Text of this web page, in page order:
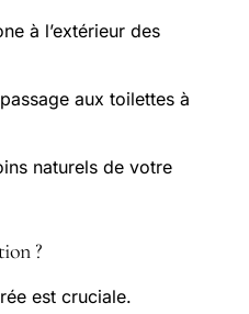
à l’extérieur des
aux toilettes à
naturels de votre
?
est cruciale.